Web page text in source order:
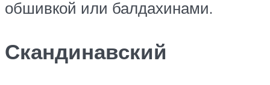
обшивкой или балдахинами.
Скандинавский